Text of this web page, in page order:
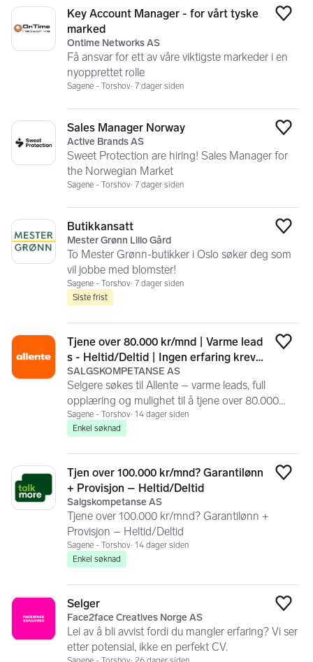
Key Account Manager - for vårt tyske
marked
Ontime Networks AS
Få ansvar for ett av våre viktigste markeder i en
nyopprettet rolle
Sagene - Torshov 7 dager siden
Sales Manager Norway
Active Brands AS
Sweet Protection are hiring! Sales Manager for
the Norwegian Market
Sagene - Torshov 7 dager siden
Butikkansatt
Mester Grønn Lillo Gård
To Mester Grønn-butikker i Oslo søker deg som
vil jobbe med blomster!
Sagene - Torshov 7 dager siden
Siste frist
Tjene over 80.000 kr/mnd | Varme lead
s - Heltid/Deltid | Ingen erfaring kreve
s
SALGSKOMPETANSE AS
Selgere søkes til Allente – varme leads, full
opplæring og mulighet til å tjene over 80.000
kr/mnd
Sagene - Torshov 14 dager siden
Enkel søknad
Tjen over 100.000 kr/mnd? Garantilønn
+ Provisjon – Heltid/Deltid
Salgskompetanse AS
Tjene over 100.000 kr/mnd? Garantilønn +
Provisjon – Heltid/Deltid
Sagene - Torshov 14 dager siden
Enkel søknad
Selger
Face2face Creatives Norge AS
Lei av å bli avvist fordi du mangler erfaring? Vi ser
etter potensial, ikke en perfekt CV.